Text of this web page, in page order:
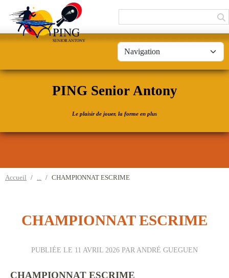
PING Senior Antony
Le plaisir de jouer, la forme en plus
Accueil CHAMPIONNAT ESCRIME
CHAMPIONNAT ESCRIME
PUBLIÉE LE 11 AVRIL 2026 PAR ANDRÉ GUEGUEN
CHAMPIONNAT ESCRIME
Panneau de gestion des cookies